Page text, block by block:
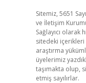
Sitemiz, 5651
ve İletişim
Sağlayıcı
sitedeki
araştırma
üyelerimiz
taşımakta olup,
etmiş sayılırlar.